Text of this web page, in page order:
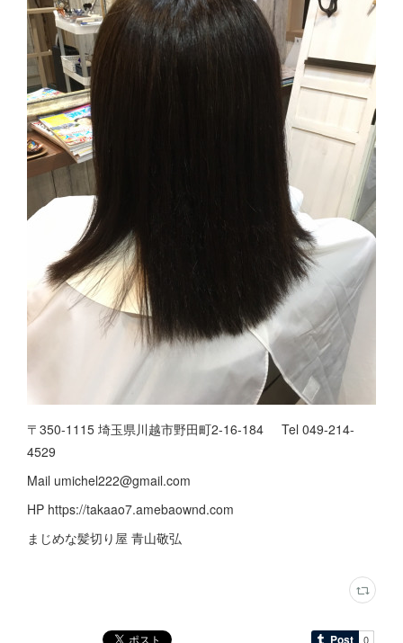
〒350-1115 埼玉県川越市野田町2-16-184 Tel 049-214-
4529
Mail umichel222@gmail.com
HP https://takaao7.amebaownd.com
まじめな髪切り屋 青山敬弘